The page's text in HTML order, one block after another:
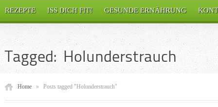
REZEPTE ISS DICH FIT! GESUNDE ERNÄHRUNG
Tagged: Holunderstrauch
Home » Posts tagged "Holunderstrauch"